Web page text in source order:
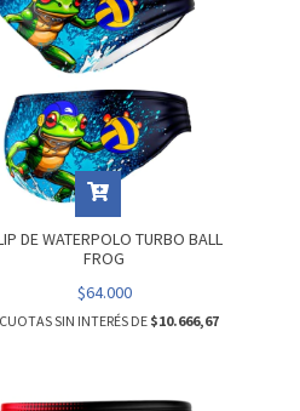
DE WATERPOLO TURBO BALL
FROG
$64.000
SIN INTERÉS DE $10.666,67